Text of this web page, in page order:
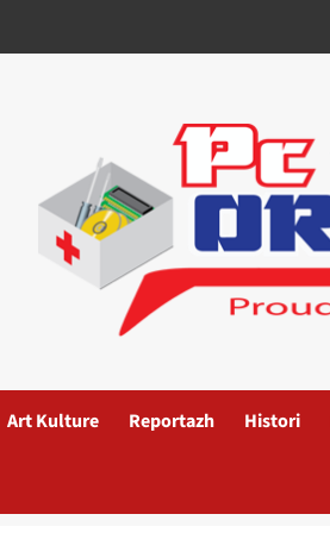
Art Kulture Reportazh Histori